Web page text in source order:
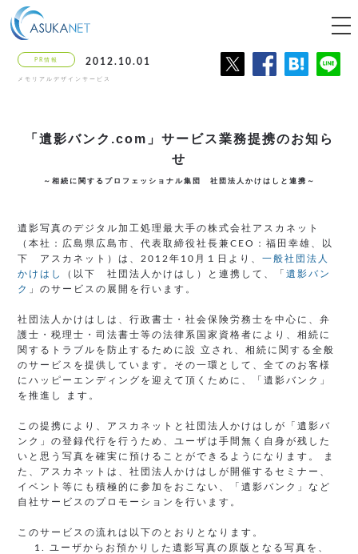
PR情報 2012.10.01
メモリアルデザインサービス
「遺影バンク.com」サービス業務提携のお知ら
せ
～相続に関するプロフェッショナル集団 社団法人かけはしと連携～
遺影写真のデジタル加工処理最大手の株式会社アスカネット
（本社：広島県広島市、代表取締役社長兼CEO：福田幸雄、以
下 アスカネット）は、2012年10月１日より、一般社団法人
かけはし
（以下 社団法人かけはし）と連携して、「遺影バン
ク
」のサービスの展開を行います。
社団法人かけはしは、行政書士・社会保険労務士を中心に、弁
護士・税理士・司法書士等の法律系国家資格者により、相続に
関するトラブルを防止するために設 立され、相続に関する全般
のサービスを提供しています。その一環として、全てのお客様
にハッピーエンディングを迎えて頂くために、「遺影バンク」
を推進し ます。
この提携により、アスカネットと社団法人かけはしが「遺影バ
ンク」の登録代行を行うため、ユーザは手間無く自身が残した
いと思う写真を確実に預けることができるようになります。 ま
た、アスカネットは、社団法人かけはしが開催するセミナー、
イベント等にも積極的に参加をおこない、「遺影バンク」など
自社サービスのプロモーションを行います。
このサービスの流れは以下のとおりとなります。
ユーザからお預かりした遺影写真の原版となる写真を、